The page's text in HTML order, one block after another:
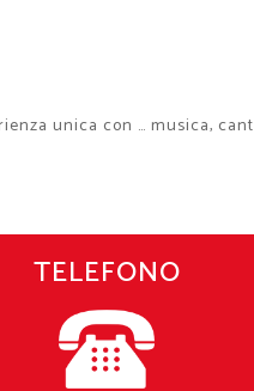
unica con … musica,
TELEFONO